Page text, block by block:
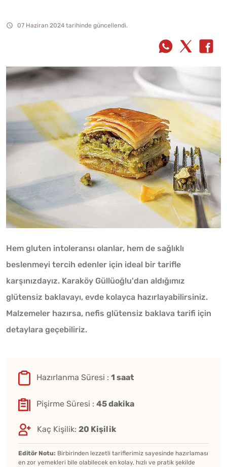
07 Haziran 2024 tarihinde güncellendi.
Hem gluten intoleransı olanlar, hem de sağlıklı
beslenmeyi tercih edenler için ideal bir tarifle
karşınızdayız. Karaköy Güllüoğlu'dan aldığımız
glütensiz baklavayı, evde kolayca hazırlayabilirsiniz.
Malzemeler hazırsa, nefis glütensiz baklava tarifi için
detaylara geçebiliriz.
Hazırlanma Süresi : 1 saat
Pişirme Süresi : 45 dakika
Kaç Kişilik: 20 Kişilik
Editör Notu: Birbirinden lezzetli tariflerimiz sayesinde hazırlaması
en zor yemekleri bile olabilecek en kolay, hızlı ve pratik şekilde